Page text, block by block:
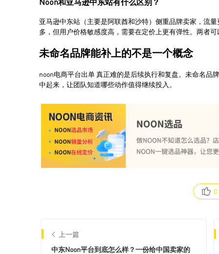
0
上一篇
中东Noon平台到底怎么样？一份给中国卖家的